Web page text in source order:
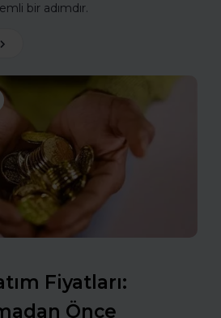
bir adımdır.
Fiyatları:
Önce